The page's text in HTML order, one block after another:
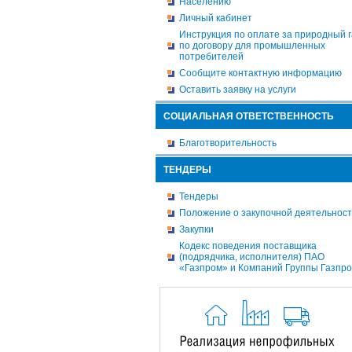
Личный кабинет
Инструкция по оплате за природный
по договору для промышленных
потребителей
Сообщите контактную информацию
Оставить заявку на услуги
СОЦИАЛЬНАЯ ОТВЕТСТВЕННОСТЬ
Благотворительность
ТЕНДЕРЫ
Тендеры
Положение о закупочной
Закупки
Кодекс поведения поставщика
(подрядчика, исполнителя) ПАО
«Газпром» и Компаний Группы